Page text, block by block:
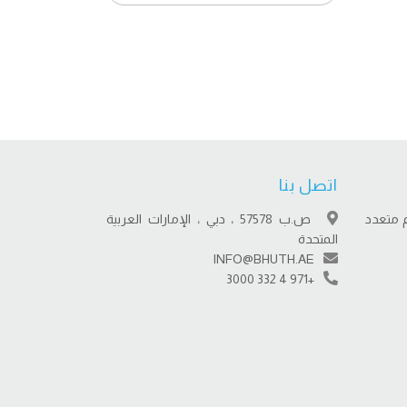
متعدد
اتصل بنا
ص.ب 57578 ، دبي ، الإمارات العربية
المتحدة
INFO@BHUTH.AE
+971 4 332 3000